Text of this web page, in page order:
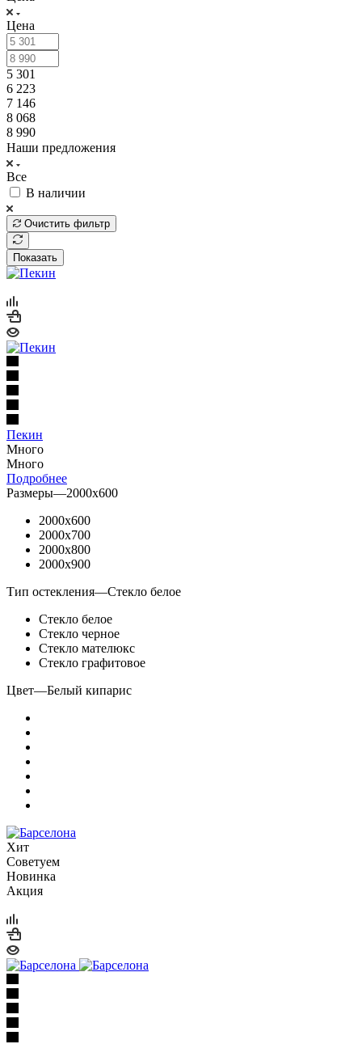
Цена
5 301
6 223
7 146
8 068
8 990
Наши предложения
Все
В наличии
Очистить фильтр
Показать
Пекин
Много
Много
Подробнее
Размеры—2000x600
2000x600
2000x700
2000x800
2000x900
Тип остекления—Стекло белое
Стекло белое
Стекло черное
Стекло мателюкс
Стекло графитовое
Цвет—Белый кипарис
Хит
Советуем
Новинка
Акция